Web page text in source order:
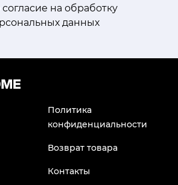
на обработку
данных
Политика
конфиденциальности
Возврат товара
Контакты